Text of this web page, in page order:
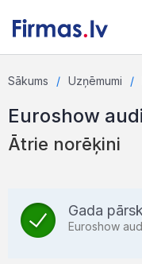
Sākums Uzņēmumi
Euroshow
Ātrie norēķini
Gada
Euroshow